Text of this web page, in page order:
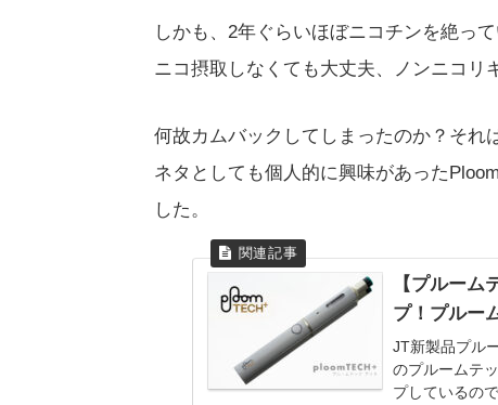
しかも、2年ぐらいほぼニコチンを絶って
ニコ摂取しなくても大丈夫、ノンニコリ
何故カムバックしてしまったのか？それ
ネタとしても個人的に興味があった
した。
【プルーム
プ！プルー
JT新製品プル
のプルームテ
プしているの